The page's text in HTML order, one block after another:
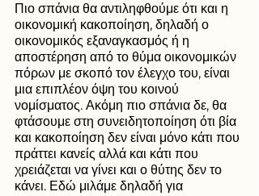
Πιο σπάνια θα αντιληφθούμε ότι και η
οικονομική κακοποίηση, δηλαδή ο
οικονομικός εξαναγκασμός ή η
αποστέρηση από το θύμα οικονομικών
πόρων με σκοπό τον έλεγχο του, είναι
μια επιπλέον όψη του κοινού
νομίσματος. Ακόμη πιο σπάνια δε, θα
φτάσουμε στη συνειδητοποίηση ότι βία
και κακοποίηση δεν είναι μόνο κάτι που
πράττει κανείς αλλά και κάτι που
χρειάζεται να γίνει και ο θύτης δεν το
κάνει. Εδώ μιλάμε δηλαδή για